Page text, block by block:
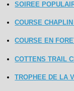
SOIREE
COURSE
COURSE EN
COTTENS TRAIL
TROPHEE DE LA